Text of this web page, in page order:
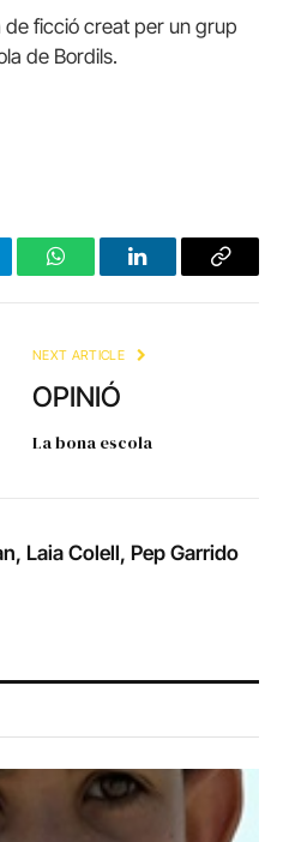
de ficció creat per un grup
de Bordils.
WhatsAppLinkedInCopy
NEXT ARTICLE
OPINIÓ
La bona escola
Laia Colell, Pep Garrido